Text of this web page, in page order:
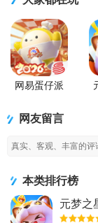
网易蛋仔派
网友留言
本类排行榜
元梦之
录版